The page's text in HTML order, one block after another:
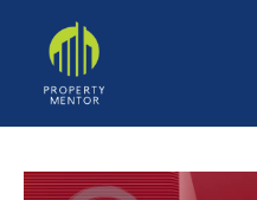
content